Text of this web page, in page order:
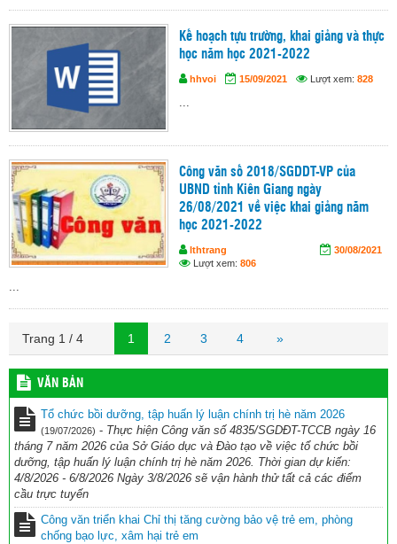
Kế hoạch tựu trường, khai giảng và thực
học năm học 2021-2022
hhvoi 15/09/2021 Lượt xem: 828
...
Công văn số 2018/SGDDT-VP của
UBND tỉnh Kiên Giang ngày
26/08/2021 về việc khai giảng năm
học 2021-2022
lthtrang
30/08/2021
Lượt xem: 806
...
Trang 1 / 4 1 2 3 4 »
VĂN BẢN
Tổ chức bồi dưỡng, tập huấn lý luận chính trị hè năm 2026
(19/07/2026) - Thực hiện Công văn số 4835/SGDĐT-TCCB ngày 16
tháng 7 năm 2026 của Sở Giáo dục và Đào tạo về việc tổ chức bồi
dưỡng, tập huấn lý luận chính trị hè năm 2026. Thời gian dự kiến:
4/8/2026 - 6/8/2026 Ngày 3/8/2026 sẽ vận hành thử tất cả các điểm
cầu trực tuyến
Công văn triển khai Chỉ thị tăng cường bảo vệ trẻ em, phòng
chống bạo lực, xâm hại trẻ em